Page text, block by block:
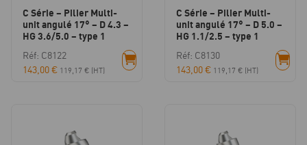
C Série – Pilier Multi-
unit angulé 17° – D 4.3 –
HG 3.6/5.0 – type 1
Réf: C8122
143,00€ 119,17 € (HT)
C Série – Pilier Multi-
unit angulé 17° – D 5.0 –
HG 1.1/2.5 – type 1
Réf: C8130
143,00€ 119,17 € (HT)